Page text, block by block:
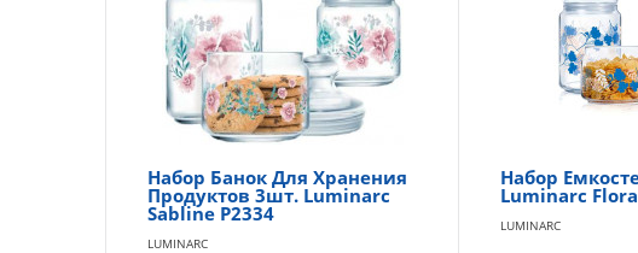
Набор Банок Для Хранения
Продуктов 3шт. Luminarc
Sabline P2334
LUMINARC
Набор
Luminarc
LUMINARC